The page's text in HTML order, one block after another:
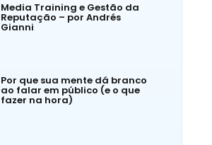
Media Training e Gestão da
Reputação – por Andrés
Gianni
Por que sua mente dá branco
ao falar em público (e o que
fazer na hora)